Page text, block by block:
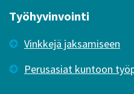
Työhyvinvointi
Vinkkejä jaksamiseen
Perusasiat kuntoon